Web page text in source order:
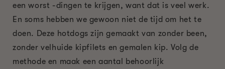
een worst -dingen te krijgen, want dat is veel werk.
En soms hebben we gewoon niet de tijd om het te
doen. Deze hotdogs zijn gemaakt van zonder been,
zonder velhuide kipfilets en gemalen kip. Volg de
methode en maak een aantal behoorlijk